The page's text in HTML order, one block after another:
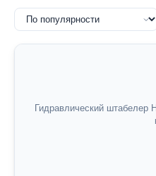
от
Гидравлический штабелер